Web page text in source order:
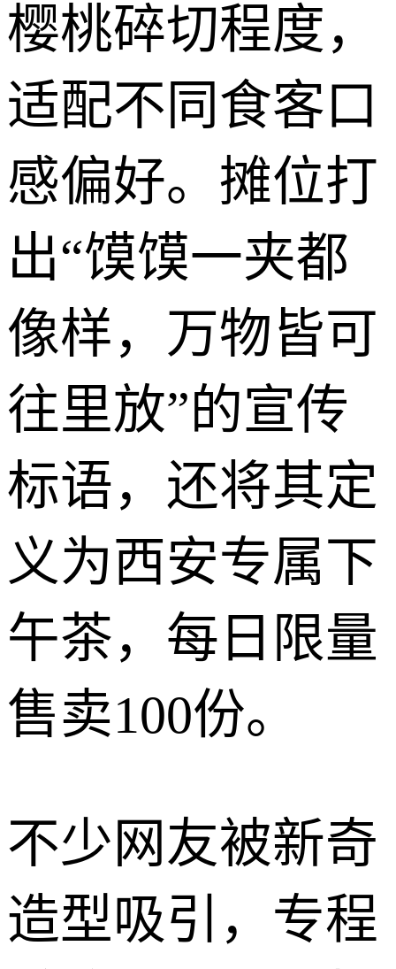
樱桃碎切程度，
适配不同食客口
感偏好。摊位打
出“馍馍一夹都
像样，万物皆可
往里放”的宣传
标语，还将其定
义为西安专属下
午茶，每日限量
售卖100份。
不少网友被新奇
造型吸引，专程